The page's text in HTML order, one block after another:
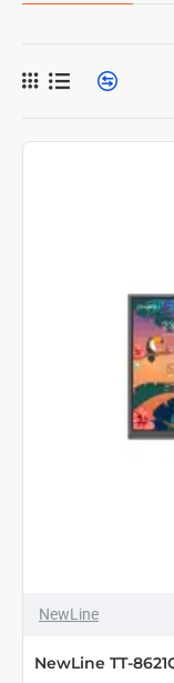
NewLine
NewLine TT-